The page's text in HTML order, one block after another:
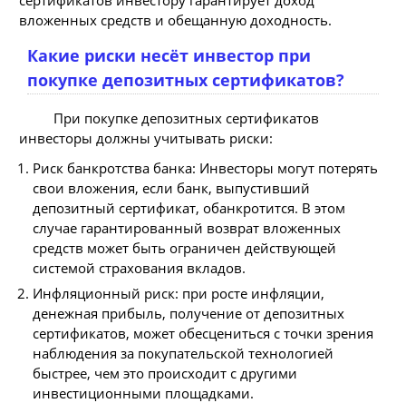
вложенных средств и обещанную доходность.
Какие риски несёт инвестор при
покупке депозитных сертификатов?
При покупке депозитных сертификатов
инвесторы должны учитывать риски:
Риск банкротства банка: Инвесторы могут потерять
свои вложения, если банк, выпустивший
депозитный сертификат, обанкротится. В этом
случае гарантированный возврат вложенных
средств может быть ограничен действующей
системой страхования вкладов.
Инфляционный риск: при росте инфляции,
денежная прибыль, получение от депозитных
сертификатов, может обесцениться с точки зрения
наблюдения за покупательской технологией
быстрее, чем это происходит с другими
инвестиционными площадками.